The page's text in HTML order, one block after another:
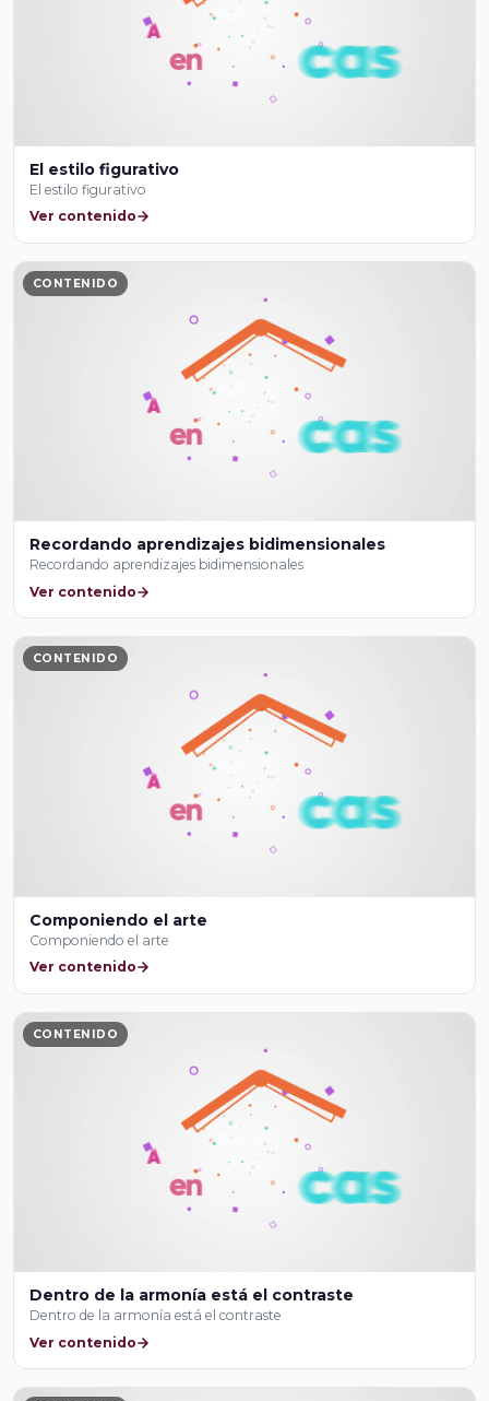
El estilo figurativo
El estilo figurativo
Ver contenido
CONTENIDO
Recordando aprendizajes bidimensionales
Recordando aprendizajes bidimensionales
Ver contenido
CONTENIDO
Componiendo el arte
Componiendo el arte
Ver contenido
CONTENIDO
Dentro de la armonía está el contraste
Dentro de la armonía está el contraste
Ver contenido